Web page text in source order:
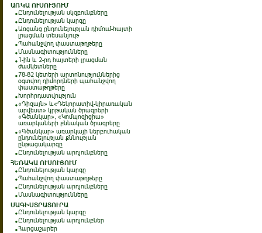
ԱՌԿԱ ՈՒՍՈՒՑՈՒՄ
Ընդունելության սկզբունքները
Ընդունելության կարգը
Առցանց ընդունելության դիմում-հայտի
լրացման տեսանյութ
Պահանջվող փաստաթղթերը
Մասնագիտությունները
1-ին և 2-րդ հայտերի լրացման
ժամկետները
78-82 կետերի արտոնություններից
օգտվող դիմորդների պահանջվող
փաստաթղթերը
Խորհրդատվություն
«Դիզայն» և«Դեկորատիվ-կիրառական
արվեստ» կրթական ծրագրերի
«Գծանկար», «Կոմպոզիցիա»
առարկաների քննական ծրագրերը
«Գծանկար» առարկայի ներբուհական
ընդունելության քննության
ընթացակարգը
Ընդունելության արդյունքները
ՀԵՌԱԿԱ ՈՒՍՈՒՑՈՒՄ
Ընդունելության կարգը
Պահանջվող փաստաթղթերը
Ընդունելության արդյունքները
Մասնագիտությունները
ՄԱԳԻՍՏՐԱՏՈՒՐԱ
Ընդունելության կարգը
Ընդունելության արդյունքներ
Հարցաշարեր